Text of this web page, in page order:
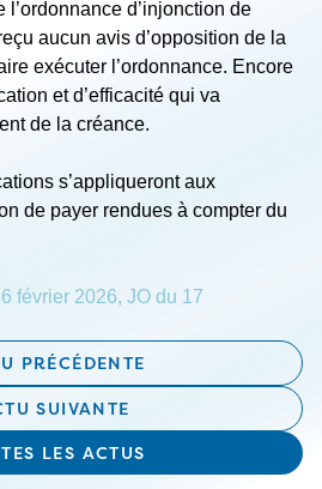
d’injonction de
aucun avis d’opposition de la
exécuter l’ordonnance. Encore
et d’efficacité qui va
de la créance.
s’appliqueront aux
de payer rendues à compter du
février 2026, JO du 17
PRÉCÉDENTE
SUIVANTE
LES ACTUS